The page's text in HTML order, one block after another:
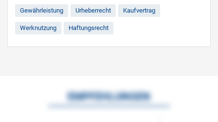
Gewährleistung Urheberrecht Kaufvertrag
Werknutzung Haftungsrecht
EMPFEHLUNGEN